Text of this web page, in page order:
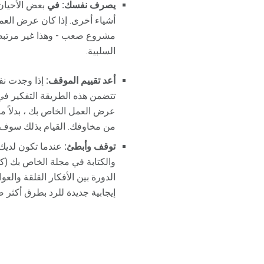
يصرف نفسك: في بعض
أشياء أخرى. إذا كان عرض
مشروع صعب - وهذا غير
السلبية.
أعد تقييم الموقف: إذا وجدت
تتضمن هذه الطريقة التفكير
عرض العمل الخاص بك ، بدلاً
من مخاوفك. القيام بذلك سوف
توقف وأبطئ: عندما تكون
والكتابة في مجلة الخاص بك
الدورة بين الأفكار القلقة
إيجابية جديدة للرد بطرق